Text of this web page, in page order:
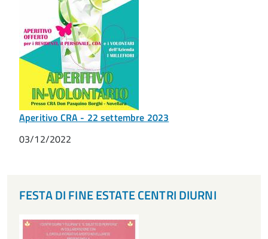
Aperitivo CRA - 22 settembre 2023
03/12/2022
FESTA DI FINE ESTATE CENTRI DIURNI